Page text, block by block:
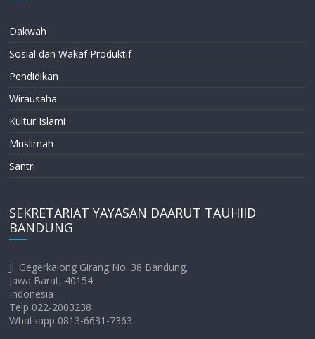
Dakwah
Sosial dan Wakaf Produktif
Pendidikan
Wirausaha
Kultur Islami
Muslimah
Santri
SEKRETARIAT YAYASAN DAARUT TAUHIID
BANDUNG
Jl. Gegerkalong Girang No. 38 Bandung,
Jawa Barat, 40154
Indonesia
Telp 022-2003238
Whatsapp 0813-6631-7363